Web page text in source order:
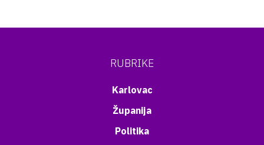
RUBRIKE
Karlovac
Županija
Politika